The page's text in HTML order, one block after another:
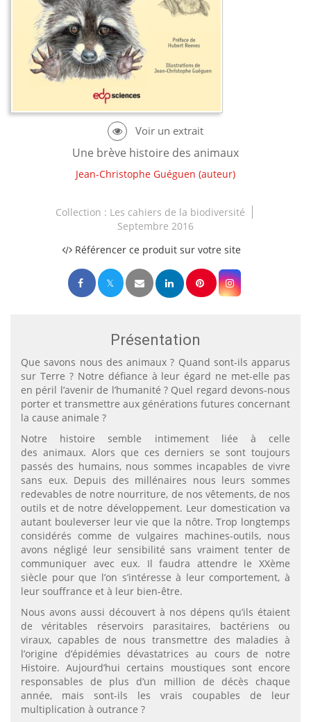
Une brève histoire des animaux
Jean-Christophe Guéguen (auteur)
Collection : Les cahiers de la biodiversité
Septembre 2016
Référencer ce produit sur votre site
Présentation
Que savons nous des animaux ? Quand sont-ils apparus
sur Terre ? Notre défiance à leur égard ne met-elle pas
en péril l’avenir de l’humanité ? Quel regard devons-nous
porter et transmettre aux générations futures concernant
la cause animale ?
Notre histoire semble intimement liée à celle
des animaux. Alors que ces derniers se sont toujours
passés des humains, nous sommes incapables de vivre
sans eux. Depuis des millénaires nous leurs sommes
redevables de notre nourriture, de nos vêtements, de nos
outils et de notre développement. Leur domestication va
autant bouleverser leur vie que la nôtre. Trop longtemps
considérés comme de vulgaires machines-outils, nous
avons négligé leur sensibilité sans vraiment tenter de
communiquer avec eux. Il faudra attendre le XXème
siècle pour que l’on s’intéresse à leur comportement, à
leur souffrance et à leur bien-être.
Nous avons aussi découvert à nos dépens qu’ils étaient
de véritables réservoirs parasitaires, bactériens ou
viraux, capables de nous transmettre des maladies à
l’origine d’épidémies dévastatrices au cours de notre
Histoire. Aujourd’hui certains moustiques sont encore
responsables de plus d’un million de décès chaque
année, mais sont-ils les vrais coupables de leur
multiplication à outrance ?